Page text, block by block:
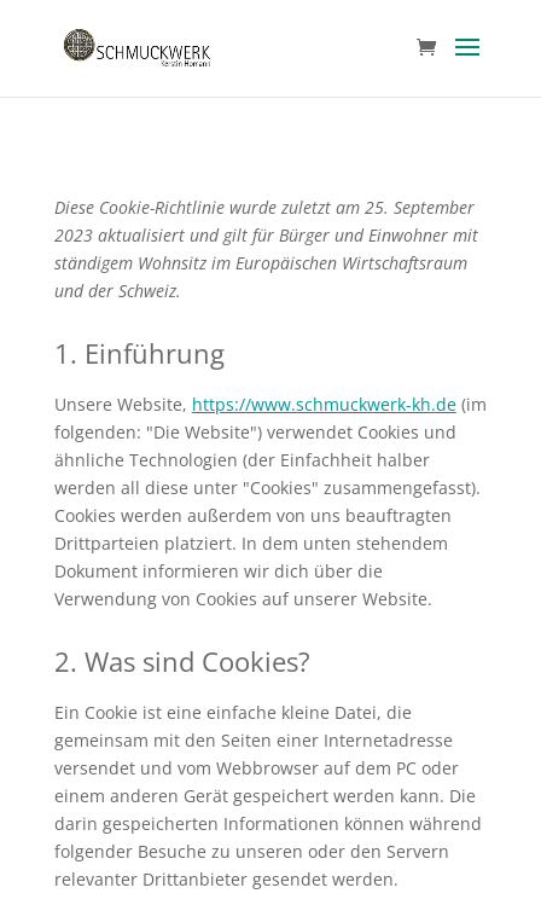
Diese Cookie-Richtlinie wurde zuletzt am 25. September
2023 aktualisiert und gilt für Bürger und Einwohner mit
ständigem Wohnsitz im Europäischen Wirtschaftsraum
und der Schweiz.
1. Einführung
Unsere Website, https://www.schmuckwerk-kh.de(im
folgenden: "Die Website") verwendet Cookies und
ähnliche Technologien (der Einfachheit halber
werden all diese unter "Cookies" zusammengefasst).
Cookies werden außerdem von uns beauftragten
Drittparteien platziert. In dem unten stehendem
Dokument informieren wir dich über die
Verwendung von Cookies auf unserer Website.
2. Was sind Cookies?
Ein Cookie ist eine einfache kleine Datei, die
gemeinsam mit den Seiten einer Internetadresse
versendet und vom Webbrowser auf dem PC oder
einem anderen Gerät gespeichert werden kann. Die
darin gespeicherten Informationen können während
folgender Besuche zu unseren oder den Servern
relevanter Drittanbieter gesendet werden.